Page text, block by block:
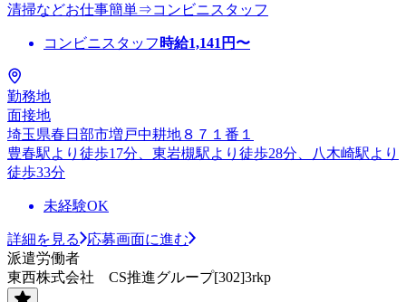
清掃などお仕事簡単⇒コンビニスタッフ
コンビニスタッフ 時給1,141 円〜
勤務地
面接地
埼玉県春日部市増戸中耕地８７１番１
豊春駅より徒歩17分、東岩槻駅より徒歩28分、八木崎駅より
徒歩33分
未経験OK
詳細を見る
応募画面に進む
派遣労働者
東西株式会社 CS推進グループ[302]3rkp